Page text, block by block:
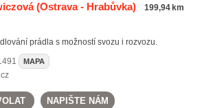
(Ostrava - Hrabůvka) 199,94 km
prádla s možností svozu i rozvozu.
MAPA
NAPIŠTE NÁM